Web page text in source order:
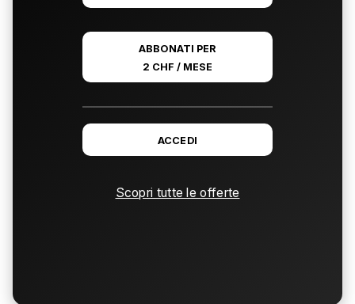
ABBONATI PER
2 CHF / MESE
ACCEDI
Scopri tutte le offerte